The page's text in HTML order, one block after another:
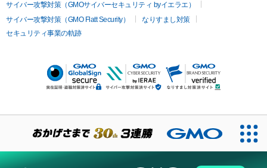
サイバー攻撃対策（GMOサイバーセキュリティ byイエラエ）
サイバー攻撃対策（GMO Flatt Security）
なりすまし対策
セキュリティ事業の軌跡